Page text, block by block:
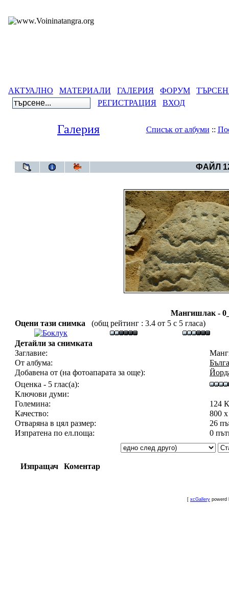
АКТУАЛНО МАТЕРИАЛИ ГАЛЕРИЯ ФОРУМ
РЕГИСТРАЦИЯ
ВХОД
Галерия Списък от албуми ::
ФАЙЛ
Мангишлак -
Оцени тази снимка
(общ рейтинг : 3.4 от 5 с 5 гласа)
Детайли за снимката
Заглавие:
От албума:
Добавена от (на фотоапарата за още):
Оценка - 5 глас(а):
Ключови думи:
Големина:
124
Качество:
800
Отваряна в цял размер:
26
Изпратена по ел.поща:
0
Изпращач Коментар
[ xcGallery